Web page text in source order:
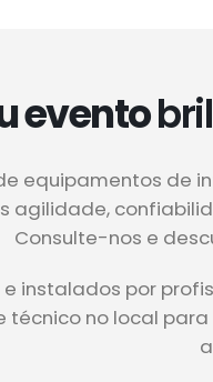
evento
equipamentos de
agilidade,
Consulte-nos e
instalados por
técnico no local